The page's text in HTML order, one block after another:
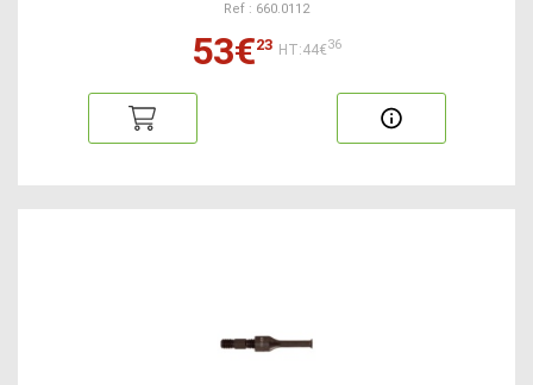
Ref : 660.0112
53€23 HT:44€36